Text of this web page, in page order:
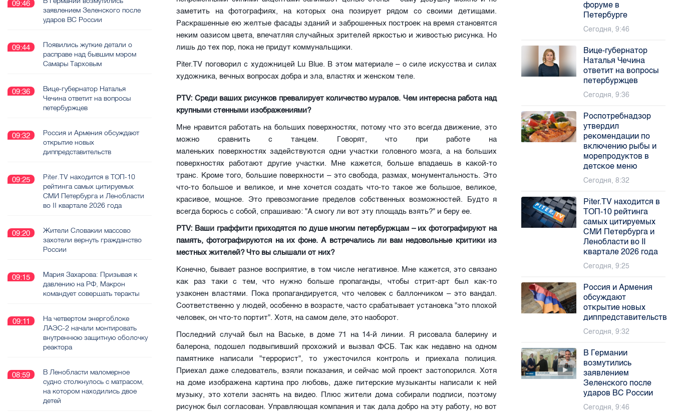
заметить на фотографиях, на которых она позирует рядом со своими детищами.
Раскрашенные ею желтые фасады зданий и заброшенных построек на время становятся
неким оазисом цвета, впечатляя случайных зрителей яркостью и живостью рисунка. Но
лишь до тех пор, пока не придут коммунальщики.
Piter.TV поговорил с художницей Lu Blue. В этом материале – о силе искусства и силах
художника, вечных вопросах добра и зла, властях и женском теле.
PTV: Среди ваших рисунков превалирует количество муралов. Чем интересна работа над
крупными стенными изображениями?
Мне нравится работать на больших поверхностях, потому что это всегда движение, это
можно сравнить с танцем. Говорят, что при работе на
маленьких поверхностях задействуются одни участки головного мозга, а на больших
поверхностях работают другие участки. Мне кажется, больше впадаешь в какой-то
транс. Кроме того, большие поверхности – это свобода, размах, монументальность. Это
что-то большое и великое, и мне хочется создать что-то такое же большое, великое,
красивое, мощное. Это превозмогание пределов собственных возможностей. Будто я
всегда борюсь с собой, спрашиваю: "А смогу ли вот эту площадь взять?" и беру ее.
PTV: Ваши граффити приходятся по душе многим петербуржцам – их фотографируют на
память, фотографируются на их фоне. А встречались ли вам недовольные критики из
местных жителей? Что вы слышали от них?
Конечно, бывает разное восприятие, в том числе негативное. Мне кажется, это связано
как раз таки с тем, что нужно больше пропаганды, чтобы стрит-арт был как-то
узаконен властями. Пока пропагандируется, что человек с баллончиком – это вандал.
Соответственно у людей, особенно в возрасте, часто срабатывает установка "это плохой
человек, он что-то портит". Хотя, на самом деле, это наоборот.
Последний случай был на Ваське, в доме 71 на 14-й линии. Я рисовала балерину и
балерона, подошел подвыпивший прохожий и вызвал ФСБ. Так как недавно на одном
памятнике написали "террорист", то ужесточился контроль и приехала полиция.
Приехал даже следователь, взяли показания, и сейчас мой проект застопорился. Хотя
на доме изображена картина про любовь, даже питерские музыканты написали к ней
музыку, это хотели заснять на видео. Плюс жители дома собирали подписи, поэтому
рисунок был согласован. Управляющая компания и так дала добро на эту работу, но вот
09:46
заявлением Зеленского после
ударов ВС России
09:44
Появились жуткие детали о
расправе над бывшим мэром
Самары Тарховым
09:36
Вице-губернатор Наталья
Чечина ответит на вопросы
петербуржцев
09:32
Россия и Армения обсуждают
открытие новых
диппредставительств
09:25
Piter.TV находится в ТОП-10
рейтинга самых цитируемых
СМИ Петербурга и Ленобласти
во II квартале 2026 года
09:20
Жители Словакии массово
захотели вернуть гражданство
России
09:15
Мария Захарова: Призывая к
давлению на РФ, Макрон
командует совершать теракты
09:11
На четвертом энергоблоке
ЛАЭС-2 начали монтировать
внутреннюю защитную оболочку
реактора
08:59
В Ленобласти маломерное
судно столкнулось с матрасом,
на котором находились двое
детей
форуме в
Петербурге
Сегодня, 9:46
Вице-губернатор
Наталья Чечина
ответит на вопросы
петербуржцев
Сегодня, 9:36
Роспотребнадзор
утвердил
рекомендации по
включению рыбы и
морепродуктов в
детское меню
Сегодня, 8:32
Piter.TV находится в
ТОП-10 рейтинга
самых цитируемых
СМИ Петербурга и
Ленобласти во II
квартале 2026 года
Сегодня, 9:25
Россия и Армения
обсуждают
открытие новых
диппредставительств
Сегодня, 9:32
В Германии
возмутились
заявлением
Зеленского после
ударов ВС России
Сегодня, 9:46